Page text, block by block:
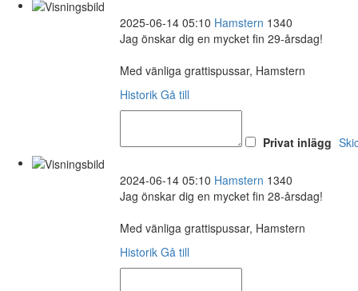
2025-06-14 05:10 Hamstern 1340
Jag önskar dig en mycket fin 29-årsdag!
Med vänliga grattispussar, Hamstern
Historik Gå till
Privat inlägg
2024-06-14 05:10 Hamstern 1340
Jag önskar dig en mycket fin 28-årsdag!
Med vänliga grattispussar, Hamstern
Historik Gå till